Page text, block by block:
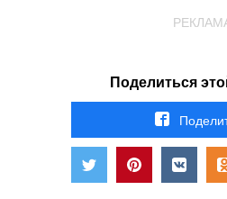
Поделиться